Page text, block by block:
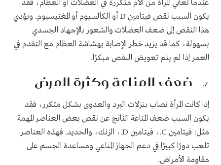
عندما تعاني المرأة من آلام متكررة في العضلات أو العظام، فقد
يكون السبب نقص فيتامين D أو الكالسيوم أو المغنيسيوم. ويؤدي
هذا النقص إلى ضعف العضلات والشعور بالإجهاد الجسدي
بسهولة، كما قد يزيد خطر الإصابة بهشاشة العظام مع التقدم في
العمر إذا لم يتم تعويض النقص مبكرًا.
ضعف المناعة وكثرة المرض
إذا كانت المرأة تصاب بنزلات البرد والعدوى بشكل متكرر، فقد
يكون السبب ضعف المناعة الناتج عن نقص بعض العناصر المهمة
مثل: فيتامين C.، فيتامين D.، الزنك، والحديد. فهذه العناصر
تلعب دورًا كبيرًا في دعم الجهاز المناعي ومساعدة الجسم على
مقاومة الأمراض.